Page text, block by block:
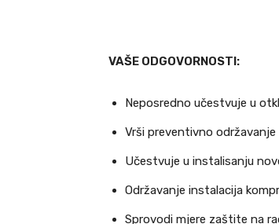
VAŠE ODGOVORNOSTI:
Neposredno učestvuje u
Vrši preventivno održavanje
Učestvuje u instalisanju
Održavanje instalacija
Sprovodi mjere zaštite na